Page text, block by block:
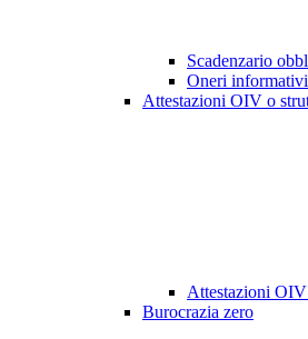
Scadenzario
Oneri
Attestazioni OIV o
Attestazioni OIV
Burocrazia zero